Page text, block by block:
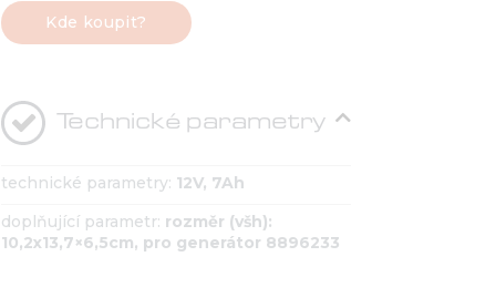
Kde koupit?
Technické parametry
technické parametry: 12V, 7Ah
doplňující parametr: rozměr (všh):
10,2x13,7×6,5cm, pro generátor 8896233